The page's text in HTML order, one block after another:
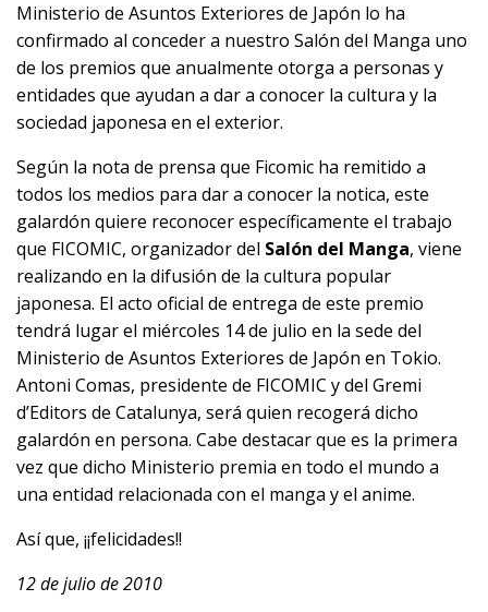
Ministerio de Asuntos Exteriores de Japón lo ha
confirmado al conceder a nuestro Salón del Manga uno
de los premios que anualmente otorga a personas y
entidades que ayudan a dar a conocer la cultura y la
sociedad japonesa en el exterior.
Según la nota de prensa que Ficomic ha remitido a
todos los medios para dar a conocer la notica, este
galardón quiere reconocer específicamente el trabajo
que FICOMIC, organizador del Salón del Manga, viene
realizando en la difusión de la cultura popular
japonesa. El acto oficial de entrega de este premio
tendrá lugar el miércoles 14 de julio en la sede del
Ministerio de Asuntos Exteriores de Japón en Tokio.
Antoni Comas, presidente de FICOMIC y del Gremi
d’Editors de Catalunya, será quien recogerá dicho
galardón en persona. Cabe destacar que es la primera
vez que dicho Ministerio premia en todo el mundo a
una entidad relacionada con el manga y el anime.
Así que, ¡¡felicidades!!
12 de julio de 2010